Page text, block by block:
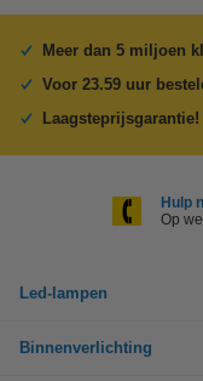
Meer dan 5 miljoen
Voor 23.59 uur
Laagsteprijsgarantie!
Hulp
Op
Led-lampen
Binnenverlichting